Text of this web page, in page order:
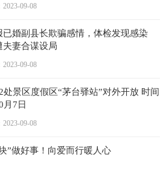
09-08
已婚副县长欺骗感情，体检发现感染
夫妻合谋设局
09-08
处景区度假区“茅台驿站”对外开放 时间
月7日
09-08
”做好事！向爱而行暖人心